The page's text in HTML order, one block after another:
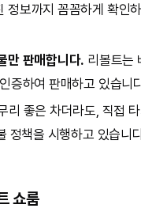
정보까지 꼼꼼하게 확인
만 판매합니다. 리볼트는
증하여 판매하고 있습니
리 좋은 차더라도, 직접
정책을 시행하고 있습니
쇼룸